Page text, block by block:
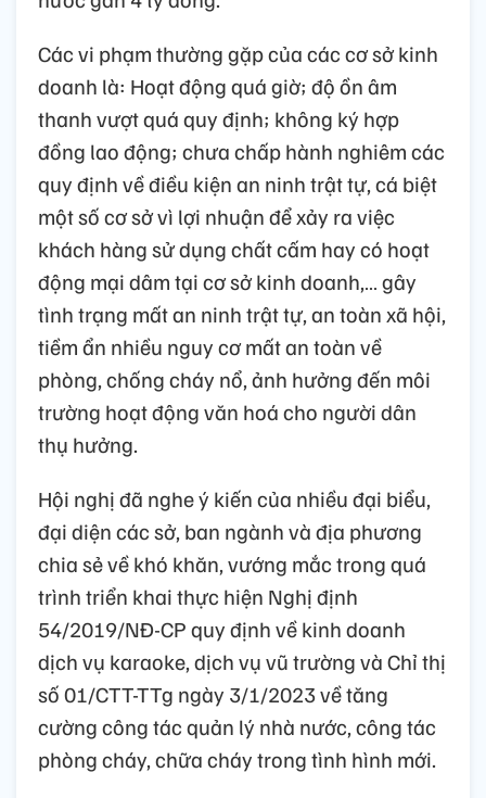
Các vi phạm thường gặp của các cơ sở kinh
doanh là: Hoạt động quá giờ; độ ồn âm
thanh vượt quá quy định; không ký hợp
đồng lao động; chưa chấp hành nghiêm các
quy định về điều kiện an ninh trật tự, cá biệt
một số cơ sở vì lợi nhuận để xảy ra việc
khách hàng sử dụng chất cấm hay có hoạt
động mại dâm tại cơ sở kinh doanh,… gây
tình trạng mất an ninh trật tự, an toàn xã hội,
tiềm ẩn nhiều nguy cơ mất an toàn về
phòng, chống cháy nổ, ảnh hưởng đến môi
trường hoạt động văn hoá cho người dân
thụ hưởng.
Hội nghị đã nghe ý kiến của nhiều đại biểu,
đại diện các sở, ban ngành và địa phương
chia sẻ về khó khăn, vướng mắc trong quá
trình triển khai thực hiện Nghị định
54/2019/NĐ-CP quy định về kinh doanh
dịch vụ karaoke, dịch vụ vũ trường và Chỉ thị
số 01/CTT-TTg ngày 3/1/2023 về tăng
cường công tác quản lý nhà nước, công tác
phòng cháy, chữa cháy trong tình hình mới.